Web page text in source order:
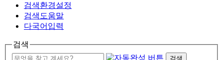
검색환경설정
검색도움말
다국어입력
검색
검색